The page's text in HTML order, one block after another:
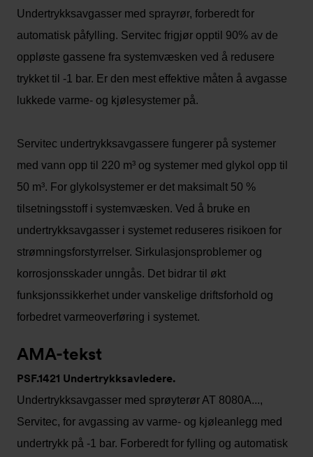
Undertrykksavgasser med sprayrør, forberedt for
automatisk påfylling. Servitec frigjør opptil 90% av de
oppløste gassene fra systemvæsken ved å redusere
trykket til -1 bar. Er den mest effektive måten å avgasse
lukkede varme- og kjølesystemer på.
Servitec undertrykksavgassere fungerer på systemer
med vann opp til 220 m³ og systemer med glykol opp til
50 m³. For glykolsystemer er det maksimalt 50 %
tilsetningsstoff i systemvæsken. Ved å bruke en
undertrykksavgasser i systemet reduseres risikoen for
strømningsforstyrrelser. Sirkulasjonsproblemer og
korrosjonsskader unngås. Det bidrar til økt
funksjonssikkerhet under vanskelige driftsforhold og
forbedret varmeoverføring i systemet.
AMA-tekst
PSF.1421 Undertrykksavledere.
Undertrykksavgasser med sprøyterør AT 8080A...,
Servitec, for avgassing av varme- og kjøleanlegg med
undertrykk på -1 bar. Forberedt for fylling og automatisk